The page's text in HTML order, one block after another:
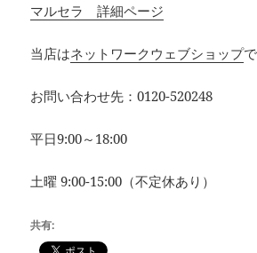
マルセラ 詳細ページ
当店はネットワークウェブショップ
お問い合わせ先：0120-520248
平日9:00～18:00
土曜 9:00-15:00（不定休あり）
共有: